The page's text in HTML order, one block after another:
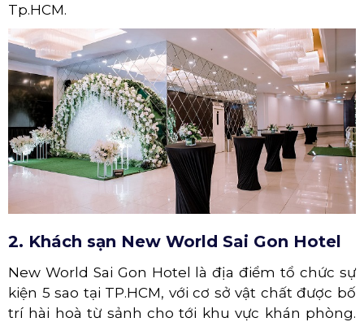
Tp.HCM.
2. Khách sạn New World Sai Gon Hotel
New World Sai Gon Hotel là địa điểm tổ chức sự
kiện 5 sao tại TP.HCM, với cơ sở vật chất được bố
trí hài hoà từ sảnh cho tới khu vực khán phòng.